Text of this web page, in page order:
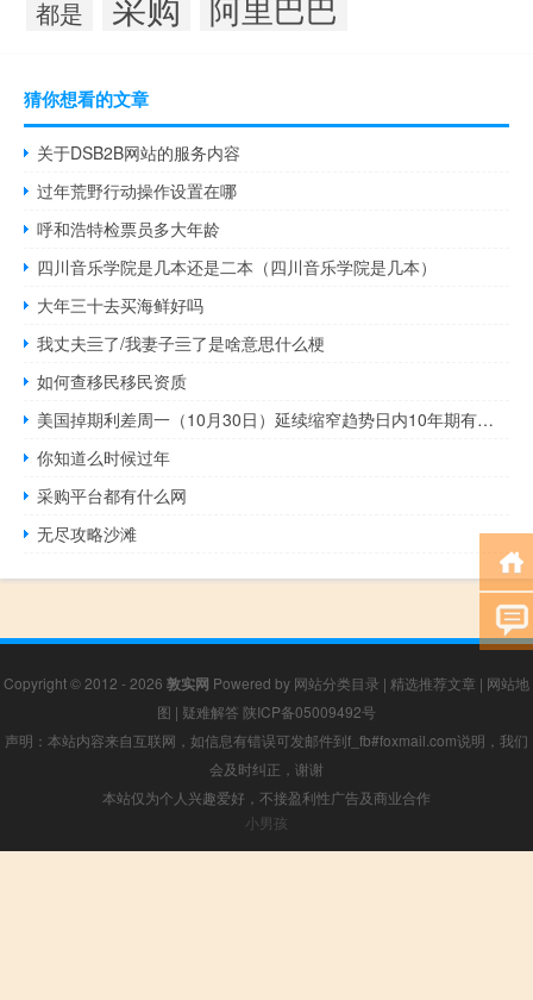
都是
猜你想看的文章
关于DSB2B网站的服务内容
过年荒野行动操作设置在哪
呼和浩特检票员多大年龄
四川音乐学院是几本还是二本（四川音乐学院是几本）
大年三十去买海鲜好吗
我丈夫亖了/我妻子亖了是啥意思什么梗
如何查移民移民资质
美国掉期利差周一（10月30日）延续缩窄趋势日内10年期有担保隔夜融资利率（SOFR）一度跌至2020年10月以来新低水平
你知道么时候过年
采购平台都有什么网
无尽攻略沙滩
Copyright © 2012 - 2026 敦实网 Powered by 网站分类目录 | 精选推荐文章 | 网站地
图 | 疑难解答 陕ICP备05009492号
声明：本站内容来自互联网，如信息有错误可发邮件到f_fb#foxmail.com说明，我们
会及时纠正，谢谢
本站仅为个人兴趣爱好，不接盈利性广告及商业合作
小男孩